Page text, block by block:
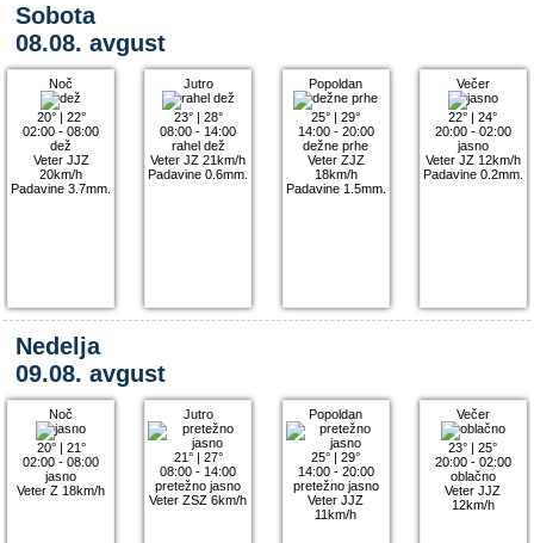
Sobota
08.08. avgust
Noč
20°| 22°
02:00 - 08:00
dež
Veter JJZ
20km/h
Padavine 3.7mm.
Jutro
23°| 28°
08:00 - 14:00
rahel dež
Veter JZ 21km/h
Padavine 0.6mm.
Popoldan
25° |29°
14:00 - 20:00
dežne prhe
Veter ZJZ
18km/h
Padavine 1.5mm.
Večer
22° |24°
20:00 - 02:00
jasno
Veter JZ 12km/h
Padavine 0.2mm.
Nedelja
09.08. avgust
Noč
20°| 21°
02:00 - 08:00
jasno
Veter Z 18km/h
Jutro
21°| 27°
08:00 - 14:00
pretežno jasno
Veter ZSZ 6km/h
Popoldan
25° |29°
14:00 - 20:00
pretežno jasno
Veter JJZ
11km/h
Večer
23° |25°
20:00 - 02:00
oblačno
Veter JJZ
12km/h